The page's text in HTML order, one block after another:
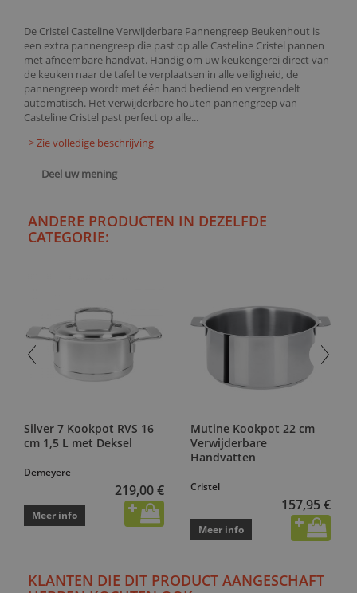
De Cristel Casteline Verwijderbare Pannengreep Beukenhout is
een extra pannengreep die past op alle Casteline Cristel pannen
met afneembare handvat. Handig om uw keukengerei direct van
de keuken naar de tafel te verplaatsen in alle veiligheid, de
pannengreep wordt met één hand bediend en vergrendelt
automatisch. Het verwijderbare houten pannengreep van
Casteline Cristel past perfect op alle...
> Zie volledige beschrijving
Deel uw mening
ANDERE PRODUCTEN IN DEZELFDE
CATEGORIE:
Silver 7 Kookpot RVS 16
cm 1,5 L met Deksel
Demeyere
219,00 €
Meer info
Mutine Kookpot 22 cm
Verwijderbare
Handvatten
Cristel
157,95 €
Meer info
KLANTEN DIE DIT PRODUCT AANGESCHAFT